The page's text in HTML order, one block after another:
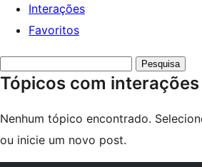
Interações
Favoritos
tópicos:
Tópicos com interações
Nenhum tópico encontrado.
ou inicie um novo post.